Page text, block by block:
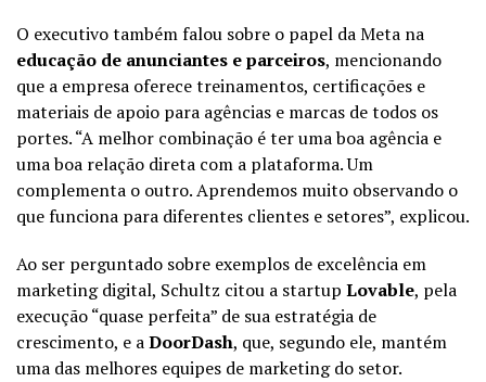
O executivo também falou sobre o papel da Meta na
educação de anunciantes e parceiros, mencionando
que a empresa oferece treinamentos, certificações e
materiais de apoio para agências e marcas de todos os
portes. “A melhor combinação é ter uma boa agência e
uma boa relação direta com a plataforma. Um
complementa o outro. Aprendemos muito observando o
que funciona para diferentes clientes e setores”, explicou.
Ao ser perguntado sobre exemplos de excelência em
marketing digital, Schultz citou a startup Lovable, pela
execução “quase perfeita” de sua estratégia de
crescimento, e aDoorDash, que, segundo ele, mantém
uma das melhores equipes de marketing do setor.